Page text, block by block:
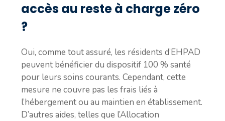
accès au reste à charge zéro
?
Oui, comme tout assuré, les résidents d’EHPAD
peuvent bénéficier du dispositif 100 % santé
pour leurs soins courants. Cependant, cette
mesure ne couvre pas les frais liés à
l’hébergement ou au maintien en établissement.
D’autres aides, telles que l’Allocation